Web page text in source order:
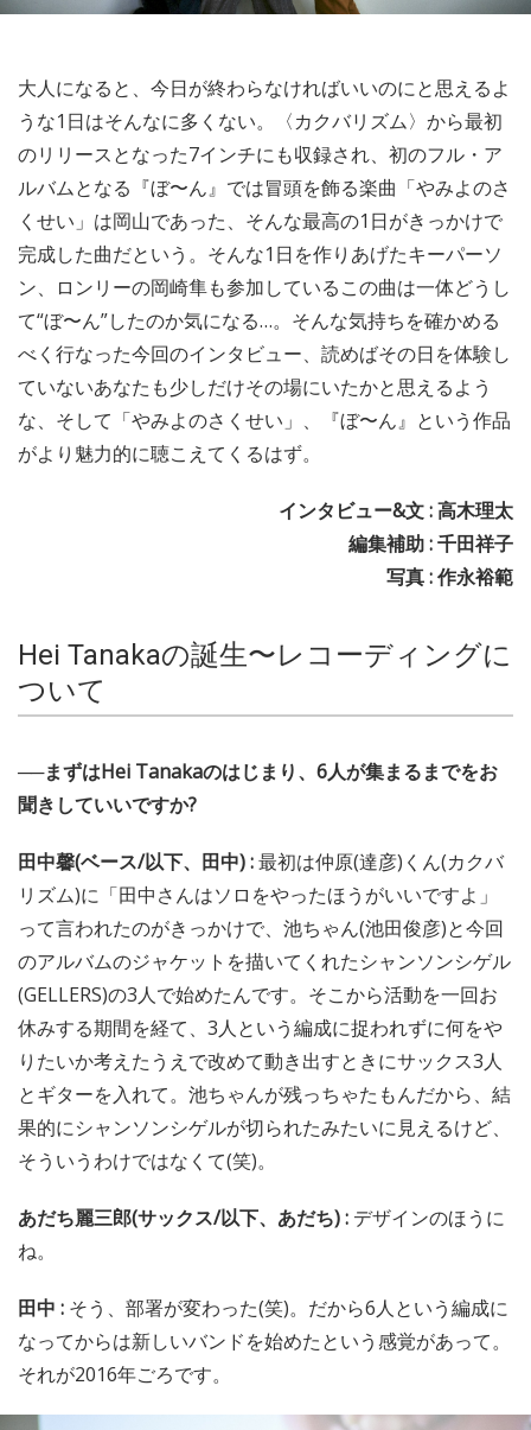
大人になると、今日が終わらなければいいのにと思えるよ
うな1日はそんなに多くない。〈カクバリズム〉から最初
のリリースとなった7インチにも収録され、初のフル・ア
ルバムとなる『ぼ〜ん』では冒頭を飾る楽曲「やみよのさ
くせい」は岡山であった、そんな最高の1日がきっかけで
完成した曲だという。そんな1日を作りあげたキーパーソ
ン、ロンリーの岡崎隼も参加しているこの曲は一体どうし
て“ぼ〜ん”したのか気になる…。そんな気持ちを確かめる
べく行なった今回のインタビュー、読めばその日を体験し
ていないあなたも少しだけその場にいたかと思えるよう
な、そして「やみよのさくせい」、『ぼ〜ん』という作品
がより魅力的に聴こえてくるはず。
インタビュー&文 : 高木理太
編集補助 : 千田祥子
写真 : 作永裕範
Hei Tanakaの誕生〜レコーディングに
ついて
──まずはHei Tanakaのはじまり、6人が集まるまでをお
聞きしていいですか?
田中馨(ベース/以下、田中) :最初は仲原(達彦)くん(カクバ
リズム)に「田中さんはソロをやったほうがいいですよ」
って言われたのがきっかけで、池ちゃん(池田俊彦)と今回
のアルバムのジャケットを描いてくれたシャンソンシゲル
(GELLERS)の3人で始めたんです。そこから活動を一回お
休みする期間を経て、3人という編成に捉われずに何をや
りたいか考えたうえで改めて動き出すときにサックス3人
とギターを入れて。池ちゃんが残っちゃたもんだから、結
果的にシャンソンシゲルが切られたみたいに見えるけど、
そういうわけではなくて(笑)。
あだち麗三郎(サックス/以下、あだち) : デザインのほうに
ね。
田中 : そう、部署が変わった(笑)。だから6人という編成に
なってからは新しいバンドを始めたという感覚があって。
それが2016年ごろです。